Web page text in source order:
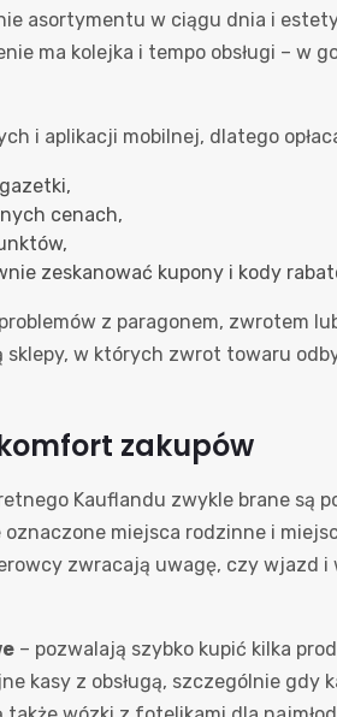
asortymentu w ciągu dnia i
ma kolejka i tempo obsługi – w
i aplikacji mobilnej, dlatego
cenach,
zeskanować kupony i kody
z paragonem, zwrotem
sklepy, w których zwrot towaru
zakupów
Kauflandu zwykle brane są
miejsca rodzinne i
zwracają uwagę, czy wjazd
– pozwalają szybko kupić kilka
kasy z obsługą, szczególnie gdy